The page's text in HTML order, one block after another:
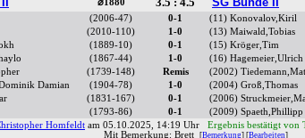
⌀1880
(2006-47) 0-1 (11) Konovalov,Kiril
(2010-110) 1-0 (13) Maiwald,Tobias
(1889-10) 0-1 (15) Kröger,Tim
(1867-44) 1-0 (16) Hagemeier,Ulrich
(1739-148) Remis (2002)
Damian (1904-78) 1-0 (2004) Groß,Thomas
(1831-167) 0-1 (2006)
(1793-86) 0-1 (2009) Spaeth,Phillipp
Homfeldt am 05.10.2025, 14:19 Uhr Ergebnis bestätigt von
Mit Bemerkung: Brett [Bemerkung] [Bearbeiten]